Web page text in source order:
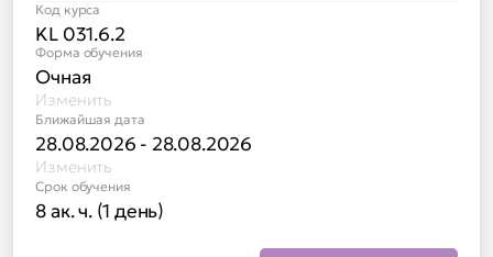
Код курса
KL 031.6.2
Форма обучения
Очная
Изменить
Ближайшая дата
28.08.2026 - 28.08.2026
Изменить
Срок обучения
8 ак. ч. (1 день)